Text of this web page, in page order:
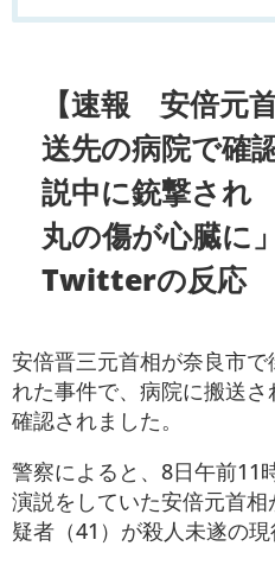
【速報 安倍元
送先の病院で確
説中に銃撃され
丸の傷が心臓に
Twitterの反応
安倍晋三元首相が奈良市
れた事件で、病院に搬送
確認されました。
警察によると、8日午前11
演説をしていた安倍元首
疑者（41）が殺人未遂の現